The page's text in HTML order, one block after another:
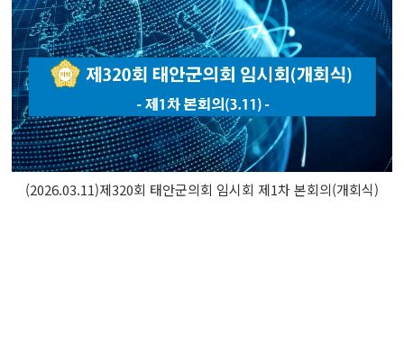
(2026.03.11)제320회 태안군의회 임시회 제1차 본회의(개회식)